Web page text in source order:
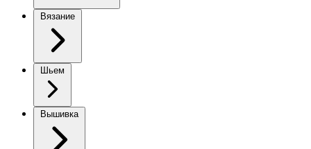
Вязание
Шьем
Вышивка